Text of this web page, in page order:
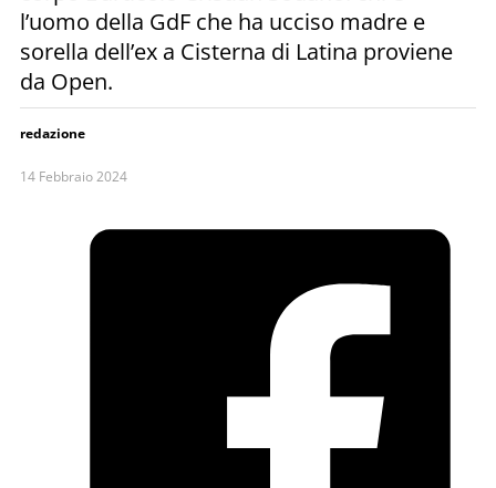
l’uomo della GdF che ha ucciso madre e
sorella dell’ex a Cisterna di Latina proviene
da Open.
redazione
14 Febbraio 2024